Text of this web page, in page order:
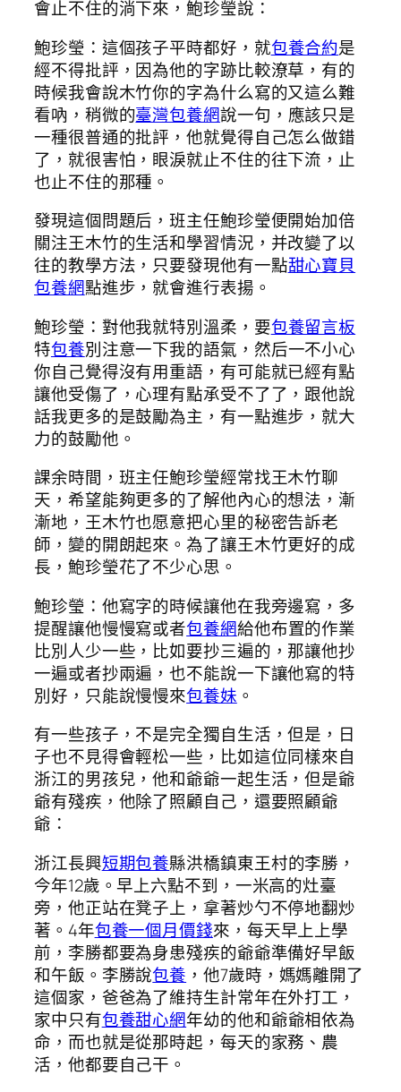
會止不住的淌下來，鮑珍瑩說：
鮑珍瑩：這個孩子平時都好，就包養合約是
經不得批評，因為他的字跡比較潦草，有的
時候我會說木竹你的字為什么寫的又這么難
看吶，稍微的臺灣包養網說一句，應該只是
一種很普通的批評，他就覺得自己怎么做錯
了，就很害怕，眼淚就止不住的往下流，止
也止不住的那種。
發現這個問題后，班主任鮑珍瑩便開始加倍
關注王木竹的生活和學習情況，并改變了以
往的教學方法，只要發現他有一點甜心寶貝
包養網點進步，就會進行表揚。
鮑珍瑩：對他我就特別溫柔，要包養留言板
特包養別注意一下我的語氣，然后一不小心
你自己覺得沒有用重語，有可能就已經有點
讓他受傷了，心理有點承受不了了，跟他說
話我更多的是鼓勵為主，有一點進步，就大
力的鼓勵他。
課余時間，班主任鮑珍瑩經常找王木竹聊
天，希望能夠更多的了解他內心的想法，漸
漸地，王木竹也愿意把心里的秘密告訴老
師，變的開朗起來。為了讓王木竹更好的成
長，鮑珍瑩花了不少心思。
鮑珍瑩：他寫字的時候讓他在我旁邊寫，多
提醒讓他慢慢寫或者包養網給他布置的作業
比別人少一些，比如要抄三遍的，那讓他抄
一遍或者抄兩遍，也不能說一下讓他寫的特
別好，只能說慢慢來包養妹 。
有一些孩子，不是完全獨自生活，但是，日
子也不見得會輕松一些，比如這位同樣來自
浙江的男孩兒，他和爺爺一起生活，但是爺
爺有殘疾，他除了照顧自己，還要照顧爺
爺：
浙江長興短期包養縣洪橋鎮東王村的李勝，
今年12歲。早上六點不到，一米高的灶臺
旁，他正站在凳子上，拿著炒勺不停地翻炒
著。4年包養一個月價錢來，每天早上上學
前，李勝都要為身患殘疾的爺爺準備好早飯
和午飯。李勝說包養 ，他7歲時，媽媽離開了
這個家，爸爸為了維持生計常年在外打工，
家中只有包養甜心網年幼的他和爺爺相依為
命，而也就是從那時起，每天的家務、農
活，他都要自己干。